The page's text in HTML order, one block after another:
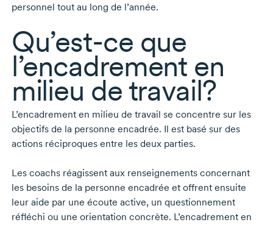
personnel tout au long de l’année.
Qu’est-ce que
l’encadrement en
milieu de travail?
L’encadrement en milieu de travail se concentre sur les
objectifs de la personne encadrée. Il est basé sur des
actions réciproques entre les deux parties.
Les coachs réagissent aux renseignements concernant
les besoins de la personne encadrée et offrent ensuite
leur aide par une écoute active, un questionnement
réfléchi ou une orientation concrète. L’encadrement en